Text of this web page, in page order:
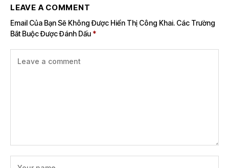
LEAVE A COMMENT
Email Của Bạn Sẽ Không Được Hiển Thị Công Khai. Các Trường
Bắt Buộc Được Đánh Dấu *